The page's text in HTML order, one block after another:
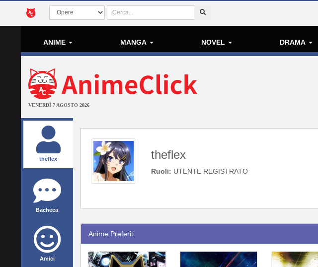
ANIME MANGA NOVEL DRAMA
VENERDÌ 7 AGOSTO 2026
theflex
Bacheca
Amici
theflex
Ruoli: UTENTE REGISTRATO
Anime Preferiti